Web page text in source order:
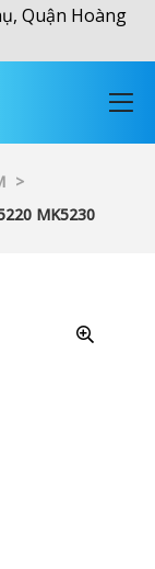
Quận Hoàng
>
MK5230